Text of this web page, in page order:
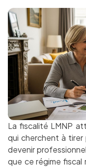
La fiscalité LMNP
qui cherchent à
devenir
que ce régime fiscal